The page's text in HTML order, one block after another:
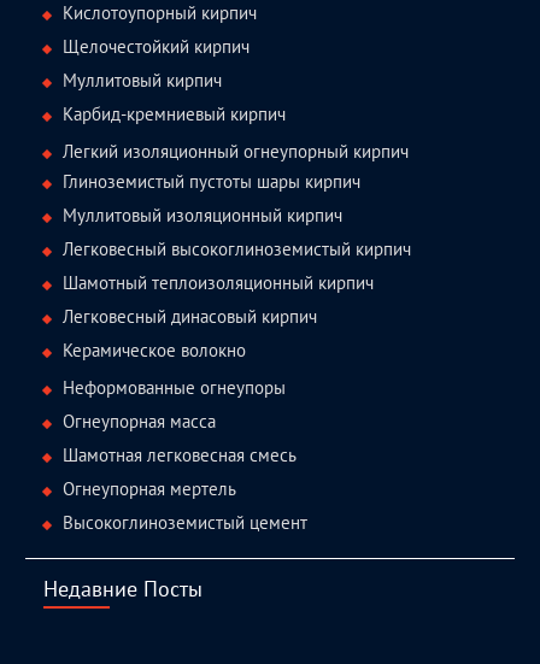
Кислотоупорный кирпич
Щелочестойкий кирпич
Муллитовый кирпич
Карбид-кремниевый кирпич
Легкий изоляционный огнеупорный кирпич
Глиноземистый пустоты шары кирпич
Муллитовый изоляционный кирпич
Легковесный высокоглиноземистый кирпич
Шамотный теплоизоляционный кирпич
Легковесный динасовый кирпич
Керамическое волокно
Неформованные огнеупоры
Огнеупорная масса
Шамотная легковесная смесь
Огнеупорная мертель
Высокоглиноземистый цемент
Недавние Посты